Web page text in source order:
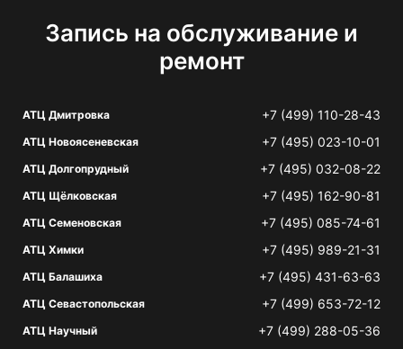
Запись на обслуживание и
ремонт
АТЦ Дмитровка +7 (499) 110-28-43
АТЦ Новоясеневская +7 (495) 023-10-01
АТЦ Долгопрудный +7 (495) 032-08-22
АТЦ Щёлковская +7 (495) 162-90-81
АТЦ Семеновская +7 (495) 085-74-61
АТЦ Химки +7 (495) 989-21-31
АТЦ Балашиха +7 (495) 431-63-63
АТЦ Севастопольская +7 (499) 653-72-12
АТЦ Научный +7 (499) 288-05-36